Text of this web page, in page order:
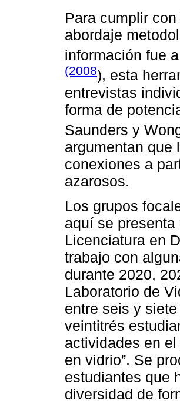
Para cumplir
abordaje
información fue
(2008), esta
entrevistas
forma de
Saunders y
argumentan que
conexiones a
azarosos.
Los grupos
aquí se
Licenciatura en
trabajo con
durante 2020,
Laboratorio de
entre seis y
veintitrés
actividades en
en vidrio”. Se
estudiantes que
diversidad de